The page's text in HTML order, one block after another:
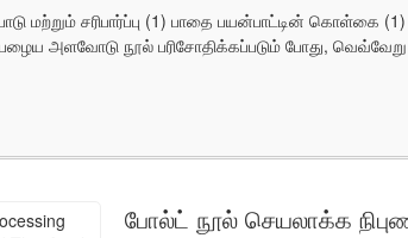
மற்றும் சரிபார்ப்பு (1) பாதை பயன்பாட்டின் கொள்கை
பழைய அளவோடு நூல் பரிசோதிக்கப்படும் போது, ​​வெவ்வேறு
போல்ட் நூல் செயலாக்க